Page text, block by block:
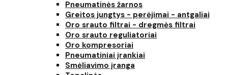
Pneumatinės žarnos
Greitos jungtys - perėjimai - antgaliai
Oro srauto filtrai - dregmės filtrai
Oro srauto reguliatoriai
Oro kompresoriai
Pneumatiniai įrankiai
Smėliavimo įranga